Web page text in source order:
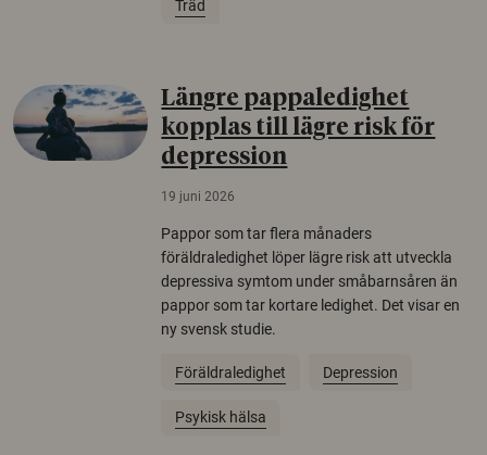
Träd
Längre pappaledighet
kopplas till lägre risk för
depression
19 juni 2026
Pappor som tar flera månaders
föräldraledighet löper lägre risk att utveckla
depressiva symtom under småbarnsåren än
pappor som tar kortare ledighet. Det visar en
ny svensk studie.
Föräldraledighet Depression
Psykisk hälsa